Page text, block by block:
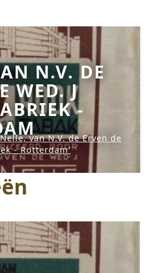
N.V. DE
WED. J
-
van N.V. de Erven de
- Rotterdam'